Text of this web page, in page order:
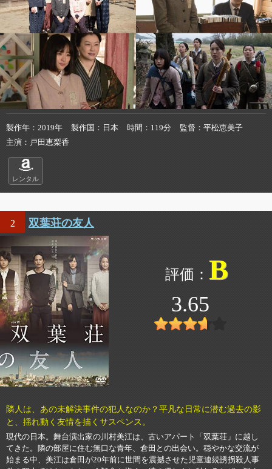
製作年 2019年 製作国 日本 時間 119分 監督
平松恵美子
主演
戸田恵梨香
レンタル
2 双葉荘の友人
B
3.65
隣人は、あの未解決事件の犯人なのか？平凡な日常に潜む過去の影
と、揺れ動く友情を描くサスペンス。
現代の日本。舞台演出家の川村美江は、古いアパート「双葉荘」に越し
てきた。隣の部屋に住む無口な青年、倉田との出会い。穏やかな交流が
始まる中、美江は倉田が20年前に世間を震撼させた児童連続誘拐殺人事